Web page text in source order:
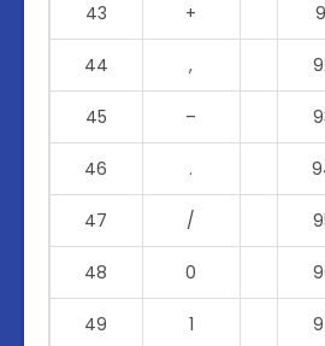
43 +
44 ,
45 –
46 .
47 /
48 0
49 1